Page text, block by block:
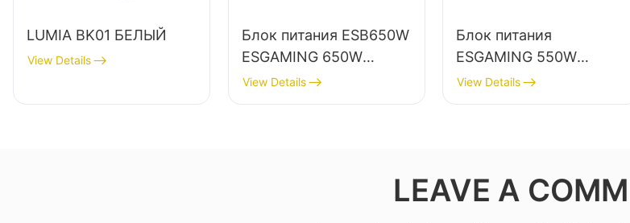
LUMIA BK01 БЕЛЫЙ
View Details
Блок питания ESB650W
ESGAMING 650W
высокого качества,
КПД 85%,
View Details
Блок питания
ESGAMING 550W
высокого качества,
КПД 85%, класс
View Details
LEAVE A